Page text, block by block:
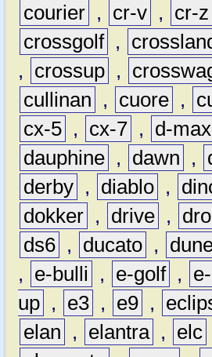
courier , cr-v , cr-z
crossgolf ,
,
crossup ,
cullinan
, cuore ,
cx-5 , cx-7 , d-max
dauphine , dawn ,
derby , diablo ,
dokker , drive ,
ds6 , ducato ,
,
e-bulli , e-golf ,
up , e3 , e9 ,
elan
, elantra , elc